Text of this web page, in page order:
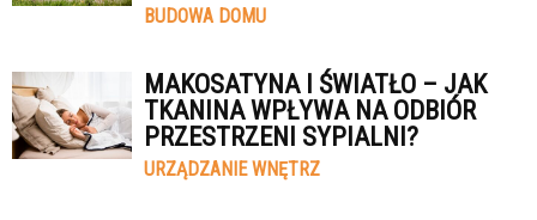
BUDOWA DOMU
MAKOSATYNA I ŚWIATŁO – JAK
TKANINA WPŁYWA NA ODBIÓR
PRZESTRZENI SYPIALNI?
URZĄDZANIE WNĘTRZ